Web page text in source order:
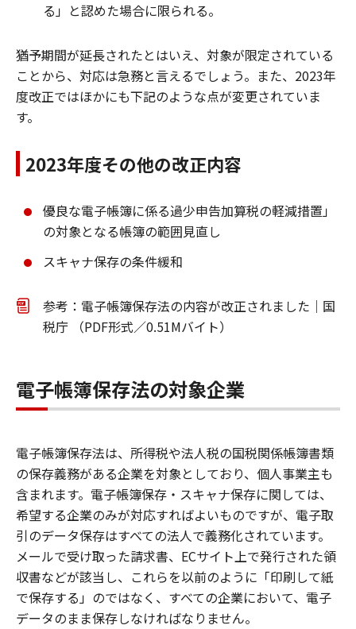
る」と認めた場合に限られる。
猶予期間が延長されたとはいえ、対象が限定されている
ことから、対応は急務と言えるでしょう。また、2023年
度改正ではほかにも下記のような点が変更されていま
す。
2023年度その他の改正内容
優良な電子帳簿に係る過少申告加算税の軽減措置」
の対象となる帳簿の範囲見直し
スキャナ保存の条件緩和
参考：電子帳簿保存法の内容が改正されました｜国
税庁 （PDF形式／0.51Mバイト）
電子帳簿保存法の対象企業
電子帳簿保存法は、所得税や法人税の国税関係帳簿書類
の保存義務がある企業を対象としており、個人事業主も
含まれます。電子帳簿保存・スキャナ保存に関しては、
希望する企業のみが対応すればよいものですが、電子取
引のデータ保存はすべての法人で義務化されています。
メールで受け取った請求書、ECサイト上で発行された領
収書などが該当し、これらを以前のように「印刷して紙
で保存する」のではなく、すべての企業において、電子
データのまま保存しなければなりません。